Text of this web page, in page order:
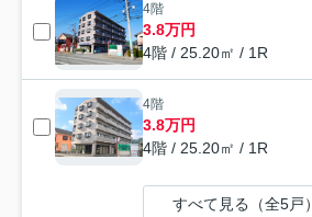
4階
3.8万円
4階 / 25.20㎡ / 1R
4階
3.8万円
4階 / 25.20㎡ / 1R
すべて見る（全5戸）